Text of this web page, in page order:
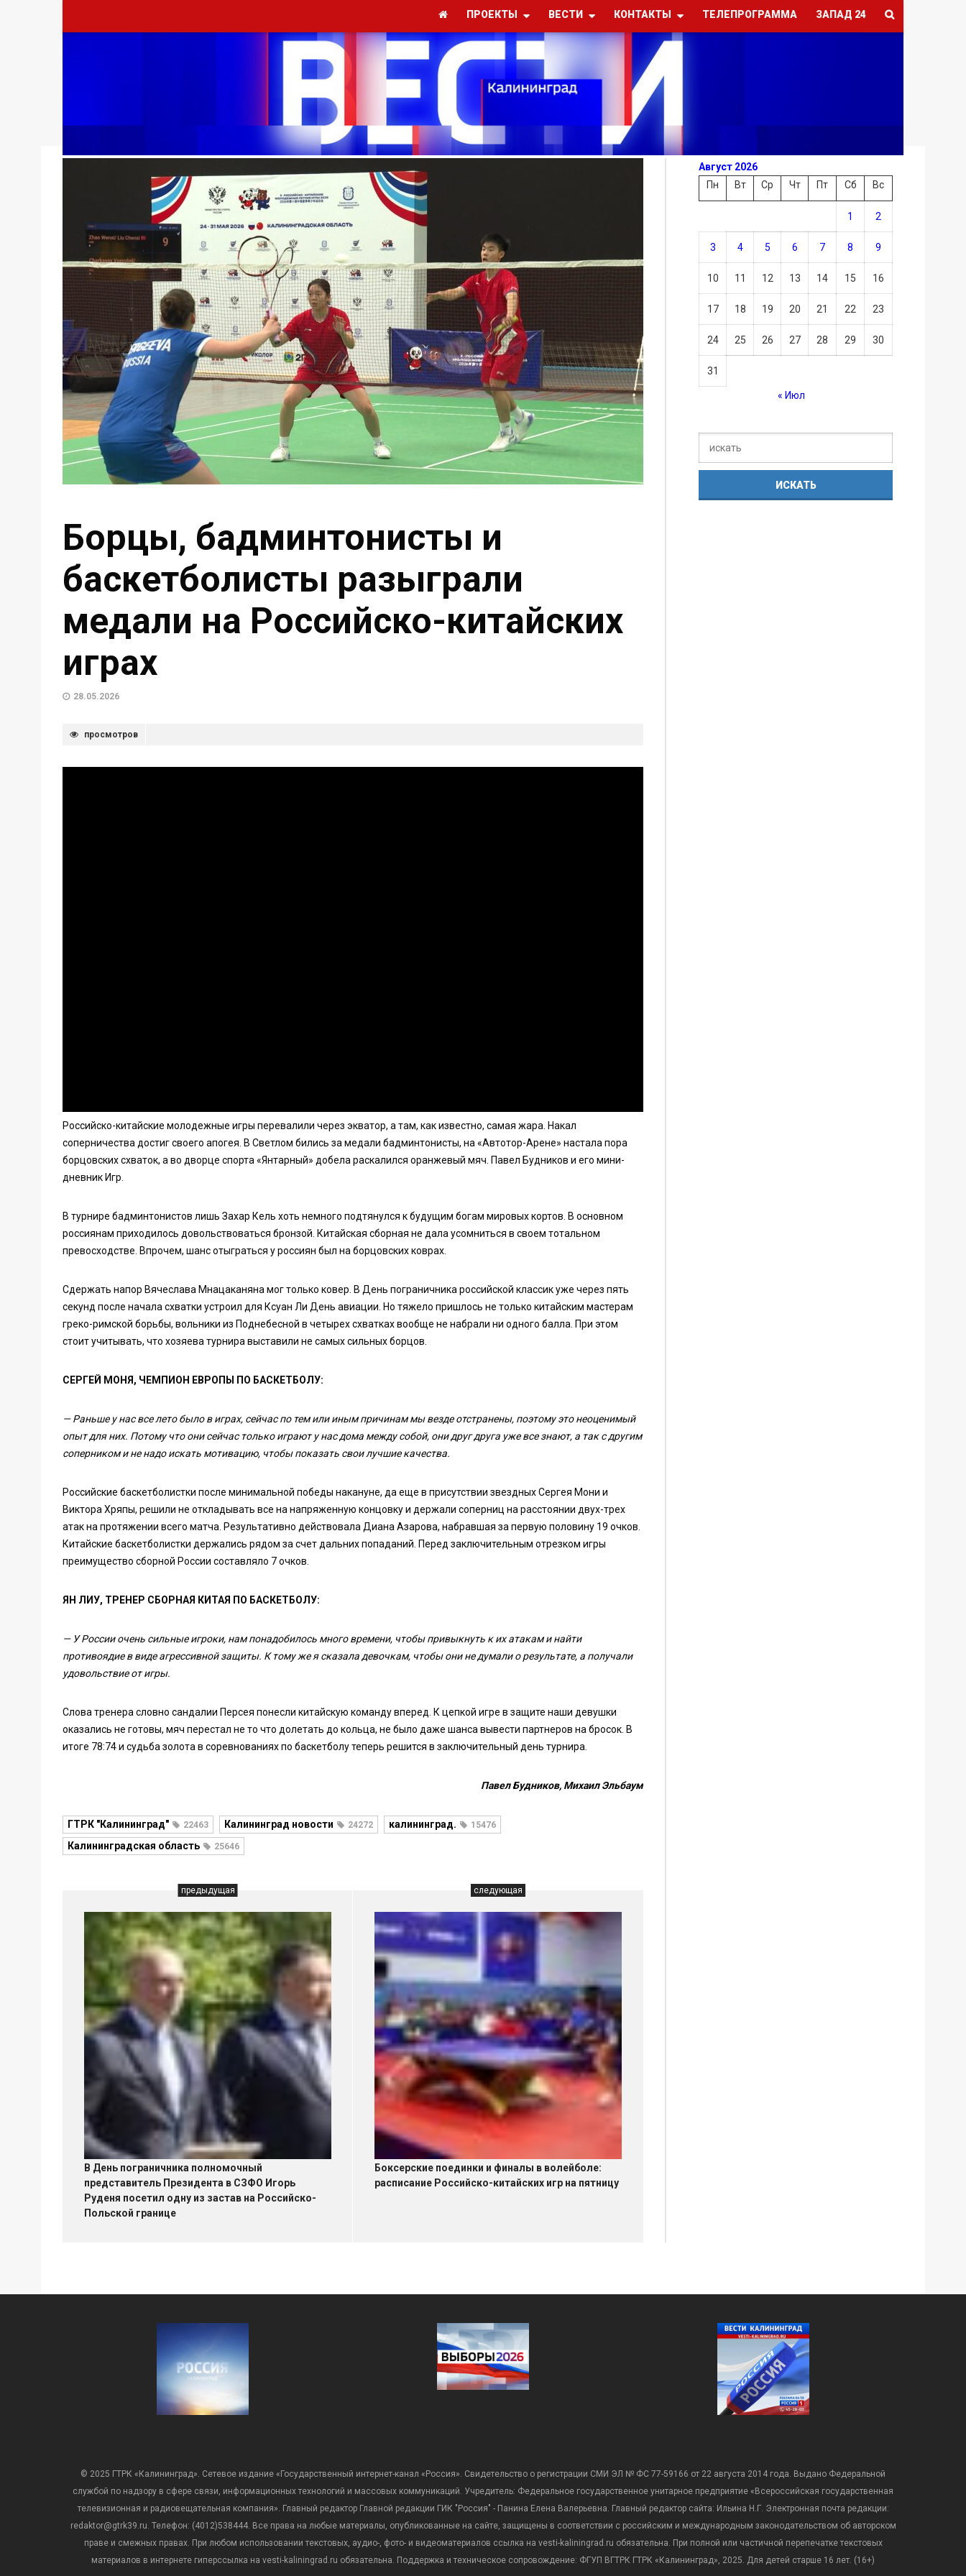
ПРОЕКТЫ ВЕСТИ КОНТАКТЫ ТЕЛЕПРОГРАММА ЗАПАД 24
Борцы, бадминтонисты и
баскетболисты разыграли
медали на Российско-китайских
играх
28.05.2026
просмотров
Российско-китайские молодежные игры перевалили через экватор, а там, как известно, самая жара. Накал
соперничества достиг своего апогея. В Светлом бились за медали бадминтонисты, на «Автотор-Арене» настала пора
борцовских схваток, а во дворце спорта «Янтарный» добела раскалился оранжевый мяч. Павел Будников и его мини-
дневник Игр.
В турнире бадминтонистов лишь Захар Кель хоть немного подтянулся к будущим богам мировых кортов. В основном
россиянам приходилось довольствоваться бронзой. Китайская сборная не дала усомниться в своем тотальном
превосходстве. Впрочем, шанс отыграться у россиян был на борцовских коврах.
Сдержать напор Вячеслава Мнацаканяна мог только ковер. В День пограничника российской классик уже через пять
секунд после начала схватки устроил для Ксуан Ли День авиации. Но тяжело пришлось не только китайским мастерам
греко-римской борьбы, вольники из Поднебесной в четырех схватках вообще не набрали ни одного балла. При этом
стоит учитывать, что хозяева турнира выставили не самых сильных борцов.
СЕРГЕЙ МОНЯ, ЧЕМПИОН ЕВРОПЫ ПО БАСКЕТБОЛУ:
— Раньше у нас все лето было в играх, сейчас по тем или иным причинам мы везде отстранены, поэтому это неоценимый
опыт для них. Потому что они сейчас только играют у нас дома между собой, они друг друга уже все знают, а так с другим
соперником и не надо искать мотивацию, чтобы показать свои лучшие качества.
Российские баскетболистки после минимальной победы накануне, да еще в присутствии звездных Сергея Мони и
Виктора Хряпы, решили не откладывать все на напряженную концовку и держали соперниц на расстоянии двух-трех
атак на протяжении всего матча. Результативно действовала Диана Азарова, набравшая за первую половину 19 очков.
Китайские баскетболистки держались рядом за счет дальних попаданий. Перед заключительным отрезком игры
преимущество сборной России составляло 7 очков.
ЯН ЛИУ, ТРЕНЕР СБОРНАЯ КИТАЯ ПО БАСКЕТБОЛУ:
— У России очень сильные игроки, нам понадобилось много времени, чтобы привыкнуть к их атакам и найти
противоядие в виде агрессивной защиты. К тому же я сказала девочкам, чтобы они не думали о результате, а получали
удовольствие от игры.
Слова тренера словно сандалии Персея понесли китайскую команду вперед. К цепкой игре в защите наши девушки
оказались не готовы, мяч перестал не то что долетать до кольца, не было даже шанса вывести партнеров на бросок. В
итоге 78:74 и судьба золота в соревнованиях по баскетболу теперь решится в заключительный день турнира.
Павел Будников, Михаил Эльбаум
ГТРК "Калининград" 22463 Калининград новости 24272 калининград. 15476
Калининградская область 25646
предыдущая
В День пограничника полномочный
представитель Президента в СЗФО Игорь
Руденя посетил одну из застав на Российско-
Польской границе
следующая
Боксерские поединки и финалы в волейболе:
расписание Российско-китайских игр на пятницу
Август 2026
Пн
Вт Ср Чт Пт Сб Вс
1 2
3 4 5 6 7 8 9
10 11 12 13 14 15 16
17 18 19 20 21 22 23
24 25 26 27 28 29 30
31
« Июл
© 2025 ГТРК «Калининград». Сетевое издание «Государственный интернет-канал «Россия». Свидетельство о регистрации СМИ ЭЛ № ФС 77-59166 от 22 августа 2014 года. Выдано Федеральной
службой по надзору в сфере связи, информационных технологий и массовых коммуникаций. Учредитель: Федеральное государственное унитарное предприятие «Всероссийская государственная
телевизионная и радиовещательная компания». Главный редактор Главной редакции ГИК "Россия" - Панина Елена Валерьевна. Главный редактор сайта: Ильина Н.Г. Электронная почта редакции:
redaktor@gtrk39.ru. Телефон: (4012)538444. Все права на любые материалы, опубликованные на сайте, защищены в соответствии с российским и международным законодательством об авторском
праве и смежных правах. При любом использовании текстовых, аудио-, фото- и видеоматериалов ссылка на vesti-kaliningrad.ru обязательна. При полной или частичной перепечатке текстовых
материалов в интернете гиперссылка на vesti-kaliningrad.ru обязательна. Поддержка и техническое сопровождение: ФГУП ВГТРК ГТРК «Калининград», 2025. Для детей старше 16 лет. (16+)